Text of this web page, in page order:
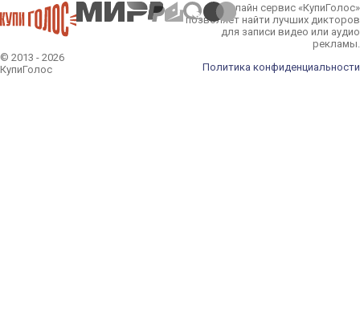
© 2013 - 2026
КупиГолос
Онлайн сервис «КупиГолос»
позволяет найти лучших дикторов
для записи видео или аудио
рекламы.
Политика конфиденциальности